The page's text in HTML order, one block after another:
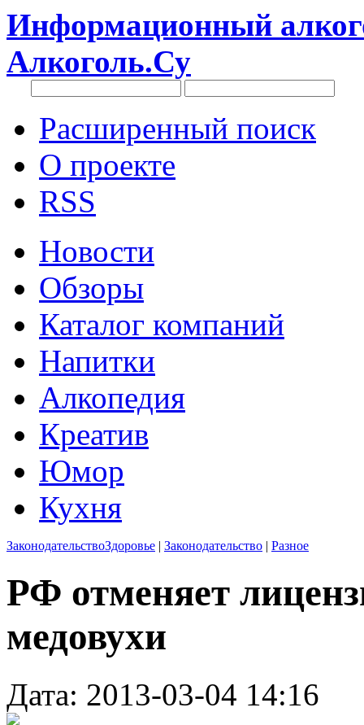
Информационный
Алкоголь.Су
Расширенный поиск
О проекте
RSS
Новости
Обзоры
Каталог компаний
Напитки
Алкопедия
Креатив
Юмор
Кухня
ЗаконодательствоЗдоровье | Законодательство | Разное
РФ отменяет
медовухи
Дата: 2013-03-04 14:16